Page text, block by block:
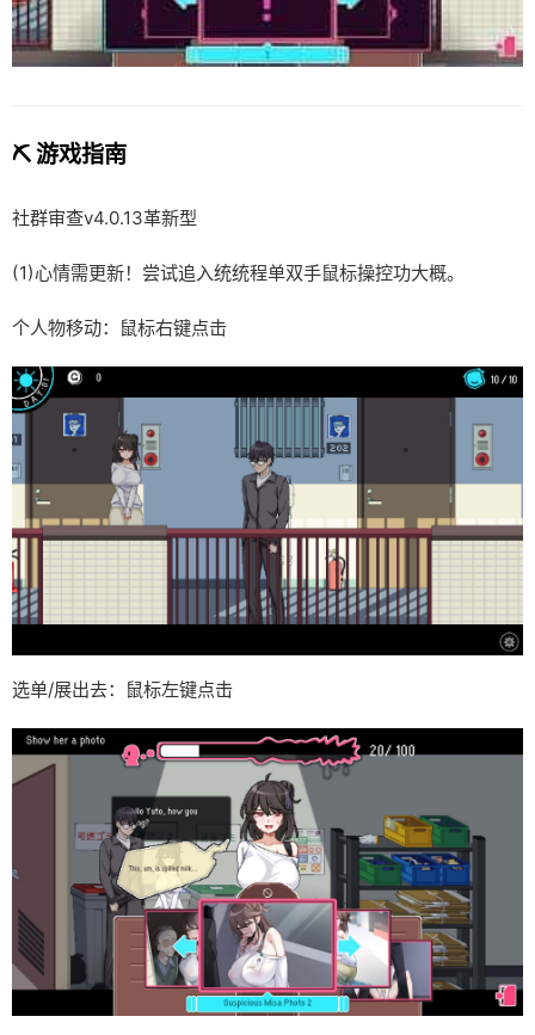
⛏️ 游戏指南
社群审查v4.0.13革新型
(1)心情需更新！尝试追入统统程单双手鼠标操控功大概。
个人物移动：鼠标右键点击
选单/展出去：鼠标左键点击